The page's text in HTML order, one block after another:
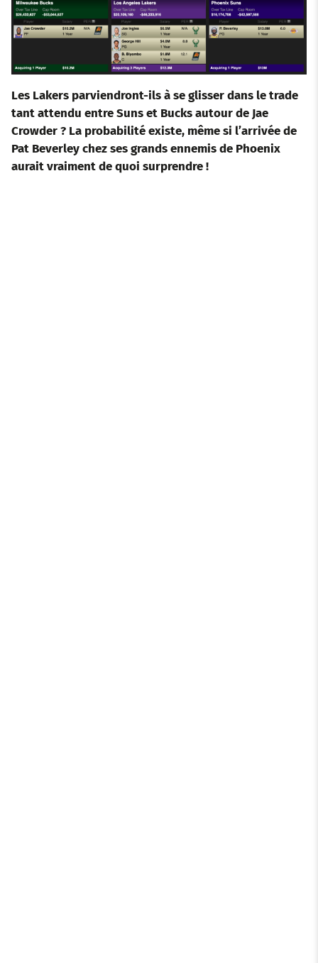
Les Lakers parviendront-ils à se glisser dans le trade
tant attendu entre Suns et Bucks autour de Jae
Crowder ? La probabilité existe, même si l’arrivée de
Pat Beverley chez ses grands ennemis de Phoenix
aurait vraiment de quoi surprendre !